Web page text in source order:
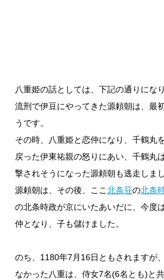
八重姫の話としては、下記の通りになり
流刑で伊豆にやってきた源頼朝は、最
うです。
その時、八重姫と恋仲になり、千鶴丸
戻った伊東祐親の怒りにあい、千鶴丸
撃されそうになった源頼朝も逃走しまし
源頼朝は、その後、ここ北条荘の北条
の北条時政が京にいたあいだに、今度
仲となり、子も儲けました。
のち、1180年7月16日ともされますが
なかった八重は、侍女7名(6名とも)と